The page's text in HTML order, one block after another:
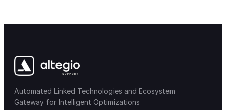
Automated Linked Technologies and Ecosystem
Gateway for Intelligent Optimizations